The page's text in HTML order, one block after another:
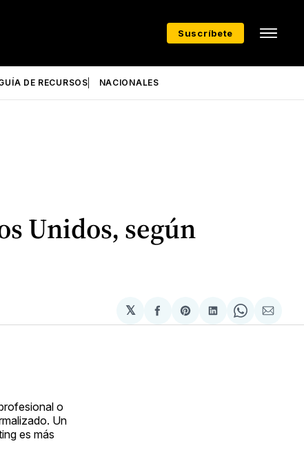
Suscríbete
DE RECURSOS NACIONALES
Unidos, según
𝕏
Compartir
en
Share
on
Compartir
en
Share
on
via
o
Un
es más